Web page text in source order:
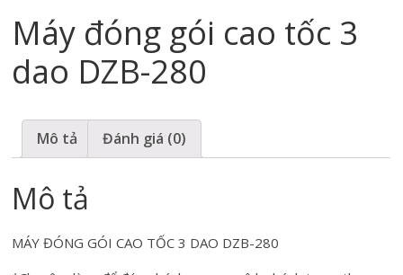
Máy đóng gói cao tốc 3
dao DZB-280
Mô tả Đánh giá (0)
Mô tả
MÁY ĐÓNG GÓI CAO TỐC 3 DAO DZB-280